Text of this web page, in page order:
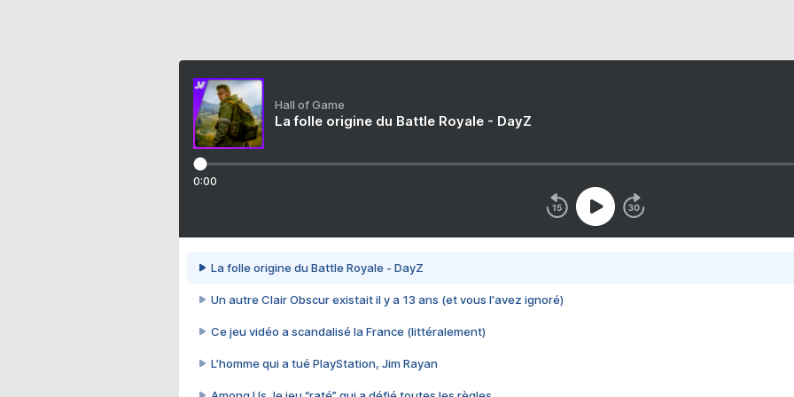
Hall of Game
La folle origine du Battle Royale - DayZ
0:00
La folle origine du Battle Royale - DayZ
Un autre Clair Obscur existait il y a 13 ans (et vous l'avez ignoré)
Ce jeu vidéo a scandalisé la France (littéralement)
L’homme qui a tué PlayStation, Jim Rayan